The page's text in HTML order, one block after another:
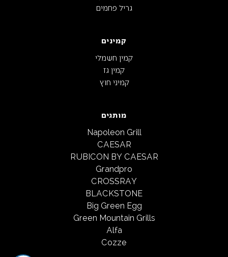
גריל פחמים
קמינים
קמין חשמלי
קמין גז
קמיני חוץ
מותגים
Napoleon Grill
CAESAR
RUBICON BY CAESAR
Grandpro
CROSSRAY
BLACKSTONE
Big Green Egg
Green Mountain Grills
Alfa
Cozze